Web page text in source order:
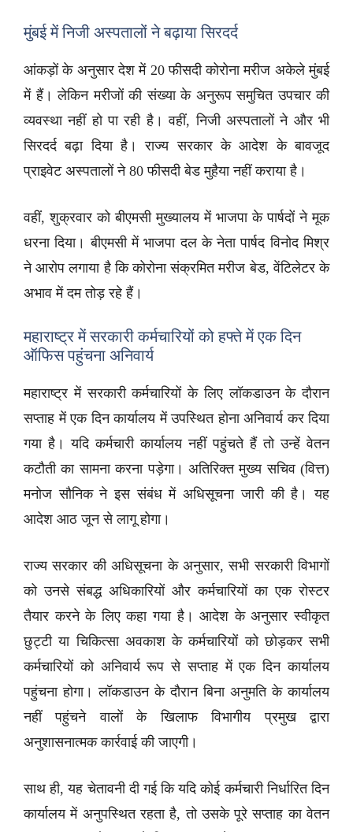
मुंबई में निजी अस्पतालों ने बढ़ाया सिरदर्द
आंकड़ों के अनुसार देश में 20 फीसदी कोरोना मरीज अकेले मुंबई
में हैं। लेकिन मरीजों की संख्या के अनुरूप समुचित उपचार की
व्यवस्था नहीं हो पा रही है। वहीं, निजी अस्पतालों ने और भी
सिरदर्द बढ़ा दिया है। राज्य सरकार के आदेश के बावजूद
प्राइवेट अस्पतालों ने 80 फीसदी बेड मुहैया नहीं कराया है।
वहीं, शुक्रवार को बीएमसी मुख्यालय में भाजपा के पार्षदों ने मूक
धरना दिया। बीएमसी में भाजपा दल के नेता पार्षद विनोद मिश्र
ने आरोप लगाया है कि कोरोना संक्रमित मरीज बेड, वेंटिलेटर के
अभाव में दम तोड़ रहे हैं।
महाराष्ट्र में सरकारी कर्मचारियों को हफ्ते में एक दिन
ऑफिस पहुंचना अनिवार्य
महाराष्ट्र में सरकारी कर्मचारियों के लिए लॉकडाउन के दौरान
सप्ताह में एक दिन कार्यालय में उपस्थित होना अनिवार्य कर दिया
गया है। यदि कर्मचारी कार्यालय नहीं पहुंचते हैं तो उन्हें वेतन
कटौती का सामना करना पड़ेगा। अतिरिक्त मुख्य सचिव (वित्त)
मनोज सौनिक ने इस संबंध में अधिसूचना जारी की है। यह
आदेश आठ जून से लागू होगा।
राज्य सरकार की अधिसूचना के अनुसार, सभी सरकारी विभागों
को उनसे संबद्ध अधिकारियों और कर्मचारियों का एक रोस्टर
तैयार करने के लिए कहा गया है। आदेश के अनुसार स्वीकृत
छुट्टी या चिकित्सा अवकाश के कर्मचारियों को छोड़कर सभी
कर्मचारियों को अनिवार्य रूप से सप्ताह में एक दिन कार्यालय
पहुंचना होगा। लॉकडाउन के दौरान बिना अनुमति के कार्यालय
नहीं पहुंचने वालों के खिलाफ विभागीय प्रमुख द्वारा
अनुशासनात्मक कार्रवाई की जाएगी।
साथ ही, यह चेतावनी दी गई कि यदि कोई कर्मचारी निर्धारित दिन
कार्यालय में अनुपस्थित रहता है, तो उसके पूरे सप्ताह का वेतन